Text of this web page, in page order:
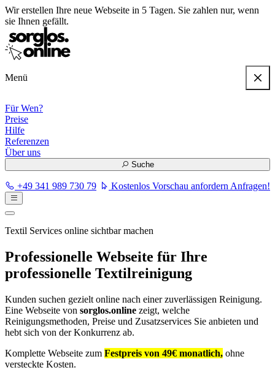
Wir erstellen Ihre neue Webseite in 5 Tagen. Sie zahlen nur, wenn
sie Ihnen gefällt.
Menü
Für Wen?
Preise
Hilfe
Referenzen
Über uns
Suche
+49 341 989 730 79 Kostenlos Vorschau anfordern Anfragen!
Textil Services online sichtbar machen
Professionelle Webseite für Ihre
professionelle Textilreinigung
Kunden suchen gezielt online nach einer zuverlässigen Reinigung.
Eine Webseite von sorglos.online zeigt, welche
Reinigungsmethoden, Preise und Zusatzservices Sie anbieten und
hebt sich von der Konkurrenz ab.
Komplette Webseite zum Festpreis von 49€ monatlich, ohne
versteckte Kosten.